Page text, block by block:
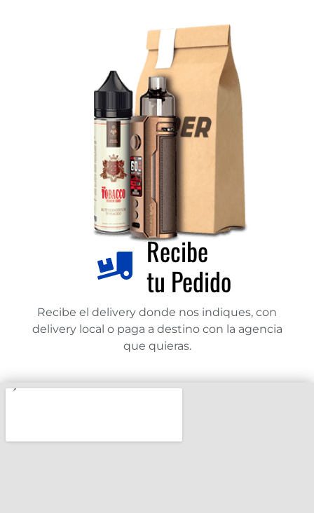
Recibe
tu Pedido
Recibe el delivery donde nos indiques, con
delivery local o paga a destino con la agencia
que quieras.